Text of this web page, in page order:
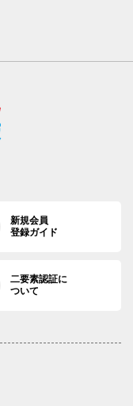
新規会員
登録ガイド
二要素認証に
ついて